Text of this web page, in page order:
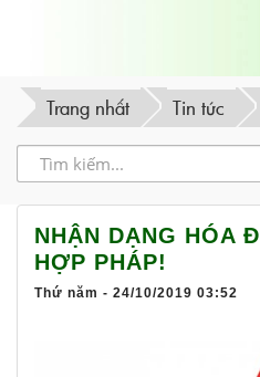
Trang nhất Tin tức
NHẬN DẠNG HÓA
HỢP PHÁP!
Thứ năm - 24/10/2019 03:52